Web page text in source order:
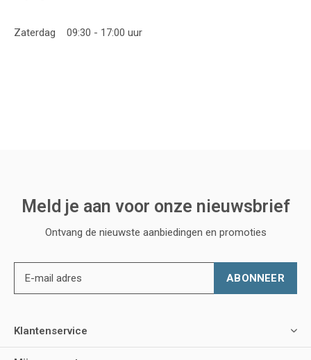
Zaterdag 09:30 - 17:00 uur
Meld je aan voor onze nieuwsbrief
Ontvang de nieuwste aanbiedingen en promoties
ABONNEER
Klantenservice